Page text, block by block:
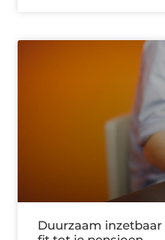
Duurzaam inzetbaar